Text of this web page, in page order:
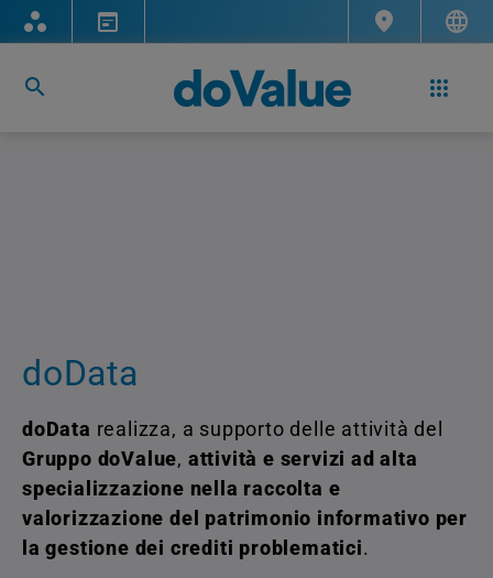
doData
doData realizza, a supporto delle attività del
Gruppo doValue, attività e servizi ad alta
specializzazione nella raccolta e
valorizzazione del patrimonio informativo per
la gestione dei crediti problematici.